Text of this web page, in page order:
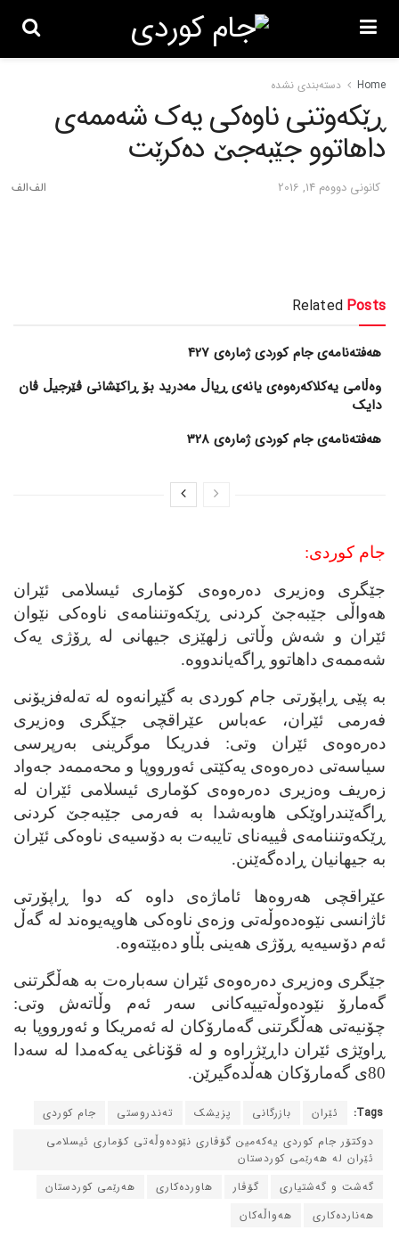
Home دسته‌بندی نشده
ڕێکه‌وتنی ناوه‌کی یه‌ک شه‌ممه‌ی
داهاتوو جێبه‌جێ ده‌کرێت
كانونی دووه‌م 14, 2016
Related Posts
هەفتەنامەی جام کوردی ژمارەی 427
وەڵامی یەکلاکەرەوەی یانەی ڕیاڵ مەدرید بۆ ڕاکێشانی ڤێرجیڵ ڤان
دایک
هەفتەنامەی جام کوردی ژمارەی 328
جام کوردی:
جێگری وه‌زیری ده‌ره‌وه‌ی کۆماری ئیسلامی ئێران
هه‌واڵی جێبه‌جێ کردنی ڕێکه‌وتننامه‌ی ناوه‌کی نێوان
ئێران و شه‌ش وڵاتی زلهێزی جیهانی له‌ ڕۆژی یه‌ک
شه‌ممه‌ی داهاتوو ڕاگه‌یاندووه‌.
به‌ پێی ڕاپۆرتی جام کوردی به‌ گێڕانه‌وه‌ له‌ ته‌له‌فزیۆنی
فه‌رمی ئێران، عه‌باس عێراقچی جێگری وه‌زیری
ده‌ره‌وه‌ی ئێران وتی: فدریکا موگرینی به‌رپرسی
سیاسه‌تی ده‌ره‌وه‌ی یه‌کێتی ئه‌ورووپا و محه‌ممه‌د جه‌واد
زه‌ریف وه‌زیری ده‌ره‌وه‌ی کۆماری ئیسلامی ئێران له‌
ڕاگه‌ێندراوێکی هاوبه‌شدا به‌ فه‌رمی جێبه‌جێ کردنی
ڕێکه‌وتننامه‌ی ڤییه‌نای تایبه‌ت به‌ دۆسیه‌ی ناوه‌کی ئێران
به‌ جیهانیان ڕاده‌گه‌ێنن.
عێراقچی هه‌روه‌ها ئاماژه‌ی داوه‌ که‌ دوا ڕاپۆرتی
ئاژانسی نێوه‌ده‌وڵه‌تی وزه‌ی ناوه‌کی هاوپه‌یوه‌ند له‌ گه‌ڵ
ئه‌م دۆسیه‌یه‌ ڕۆژی هه‌ینی بڵاو ده‌بێته‌وه‌.
جێگری وه‌زیری ده‌ره‌وه‌ی ئێران سه‌باره‌ت به‌ هه‌ڵگرتنی
گه‌مارۆ نێوده‌وڵه‌تییه‌کانی سه‌ر ئه‌م وڵاته‌ش وتی:
چۆنیه‌تی هه‌ڵگرتنی گه‌مارۆکان له‌ ئه‌مریکا و ئه‌ورووپا به‌
ڕاوێژی ئێران داڕێژراوه‌ و له‌ قۆناغی یه‌که‌مدا له‌ سه‌دا
80ی گه‌مارۆکان هه‌ڵده‌گیرێن.
Tags: ئێران بازرگانی پزیشک ته‌ندروستی
جام کوردی
دوکتۆر جام کوردی یه‌که‌مین گۆڤاری نێوده‌وڵه‌تی کۆماری ئیسلامی
ئێران له‌ هه‌رێمی کوردستان
گه‌شت و گه‌شتیاری
گۆڤار هاورده‌کاری
هه‌رێمی کوردستان
هه‌نارده‌کاری
هه‌واڵه‌کان